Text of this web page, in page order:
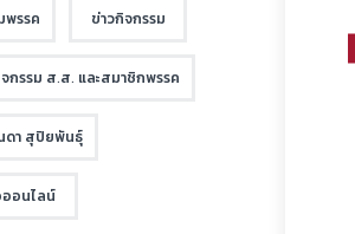
พรรค ข่าวกิจกรรม
กรรม ส.ส. และสมาชิกพรรค
า สุปิยพันธุ์
อนไลน์